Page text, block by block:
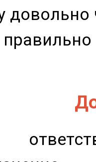
довольно